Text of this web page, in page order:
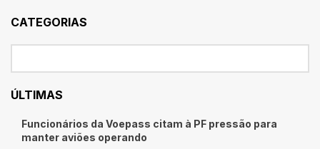
CATEGORIAS
ÚLTIMAS
Funcionários da Voepass citam à PF pressão para
manter aviões operando